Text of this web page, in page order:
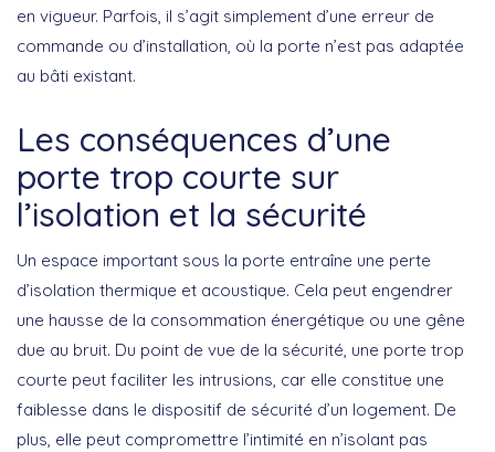
en vigueur. Parfois, il s’agit simplement d’une erreur de
commande ou d’installation, où la porte n’est pas adaptée
au bâti existant.
Les conséquences d’une
porte trop courte sur
l’isolation et la sécurité
Un espace important sous la porte entraîne une perte
d’isolation thermique et acoustique. Cela peut engendrer
une hausse de la consommation énergétique ou une gêne
due au bruit. Du point de vue de la sécurité, une porte trop
courte peut faciliter les intrusions, car elle constitue une
faiblesse dans le dispositif de sécurité d’un logement. De
plus, elle peut compromettre l’intimité en n’isolant pas